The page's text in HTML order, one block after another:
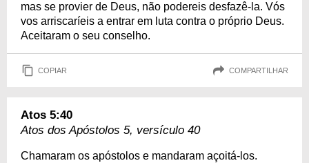
mas se provier de Deus, não podereis desfazê-la. Vós
vos arriscaríeis a entrar em luta contra o próprio Deus.
Aceitaram o seu conselho.
COPIAR COMPARTILHAR
Atos 5:40
Atos dos Apóstolos 5, versículo 40
Chamaram os apóstolos e mandaram açoitá-los.